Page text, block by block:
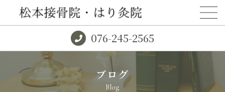
076-245-2565
ブログ
Blog